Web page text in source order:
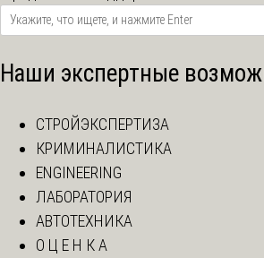
Наши экспертные
СТРОЙЭКСПЕРТИЗА
КРИМИНАЛИСТИКА
ENGINEERING
ЛАБОРАТОРИЯ
АВТОТЕХНИКА
О Ц Е Н К А